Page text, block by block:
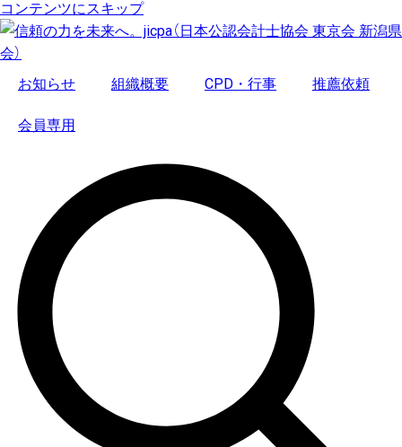
コンテンツにスキップ
お知らせ 組織概要 CPD・行事 推薦依頼
会員専用